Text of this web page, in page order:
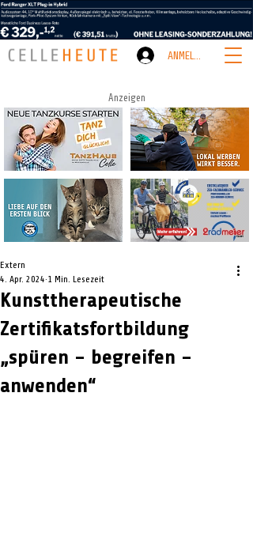
ANMELDEN
Anzeigen
Kunsttherapeutische
Zertifikatsfortbildung
„spüren – begreifen –
anwenden“
Extern
4. Apr. 2024 1 Min. Lesezeit